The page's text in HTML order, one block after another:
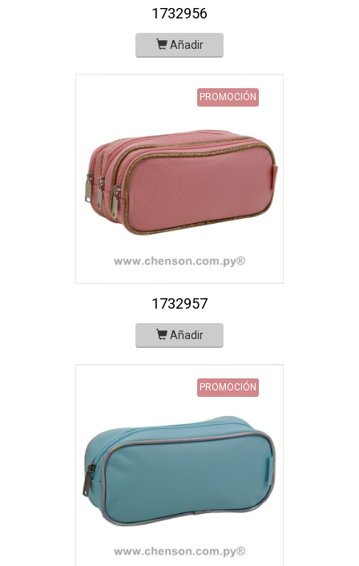
1732956
Añadir
PROMOCIÓN
1732957
Añadir
PROMOCIÓN